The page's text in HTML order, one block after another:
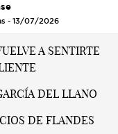
- 13/07/2026